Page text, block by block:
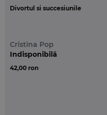
Divortul si succesiunile
Cristina Pop
42,00 ron
Indisponibilă